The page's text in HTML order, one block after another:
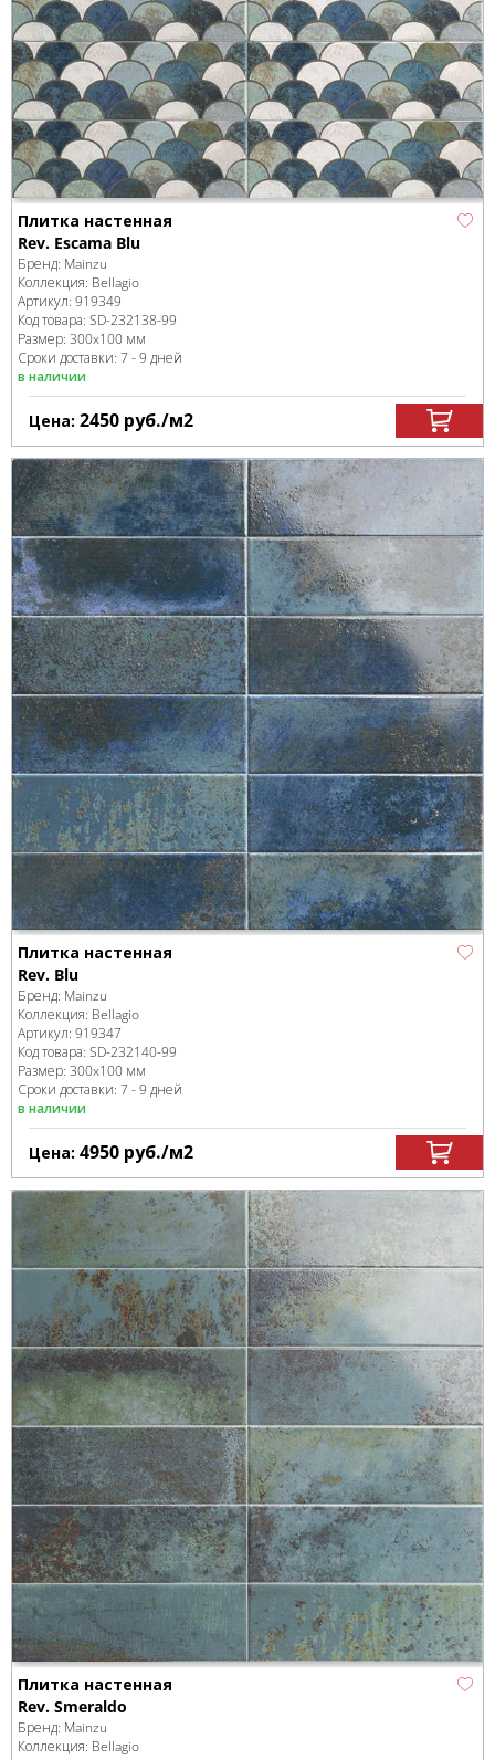
Плитка настенная
Rev. Escama Blu
Бренд: Mainzu
Коллекция: Bellagio
Артикул: 919349
Код товара: SD-232138-99
Размер: 300x100 мм
Сроки доставки: 7 - 9 дней
в наличии
Цена: 2450 руб./м2
Плитка настенная
Rev. Blu
Бренд: Mainzu
Коллекция: Bellagio
Артикул: 919347
Код товара: SD-232140-99
Размер: 300x100 мм
Сроки доставки: 7 - 9 дней
в наличии
Цена: 4950 руб./м2
Плитка настенная
Rev. Smeraldo
Бренд: Mainzu
Коллекция: Bellagio